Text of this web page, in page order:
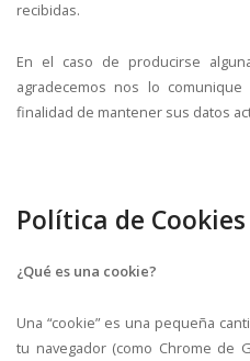
recibidas.
En el caso de producirse
agradecemos nos lo
finalidad de mantener sus datos
Política de Cookies
¿Qué es una cookie?
Una “cookie” es una pequeña
tu navegador (como Chrome de